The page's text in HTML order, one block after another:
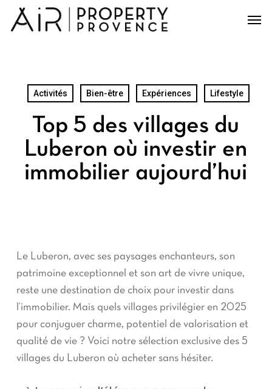
Activités Bien-être Expériences Lifestyle
Top 5 des villages du
Luberon où investir en
immobilier aujourd’hui
Le Luberon, avec ses paysages enchanteurs, son
patrimoine exceptionnel et son art de vivre unique,
reste une destination de choix pour investir dans
l’immobilier. Mais quels villages privilégier en 2025
pour conjuguer charme, potentiel de valorisation et
qualité de vie ? Voici notre sélection exclusive des 5
villages du Luberon où acheter sans hésiter.